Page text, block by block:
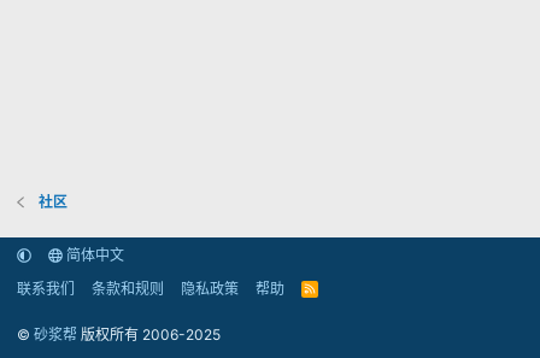
社区
简体中文
联系我们
条款和规则 隐私政策 帮助
R
© 砂浆帮 版权所有 2006-2025